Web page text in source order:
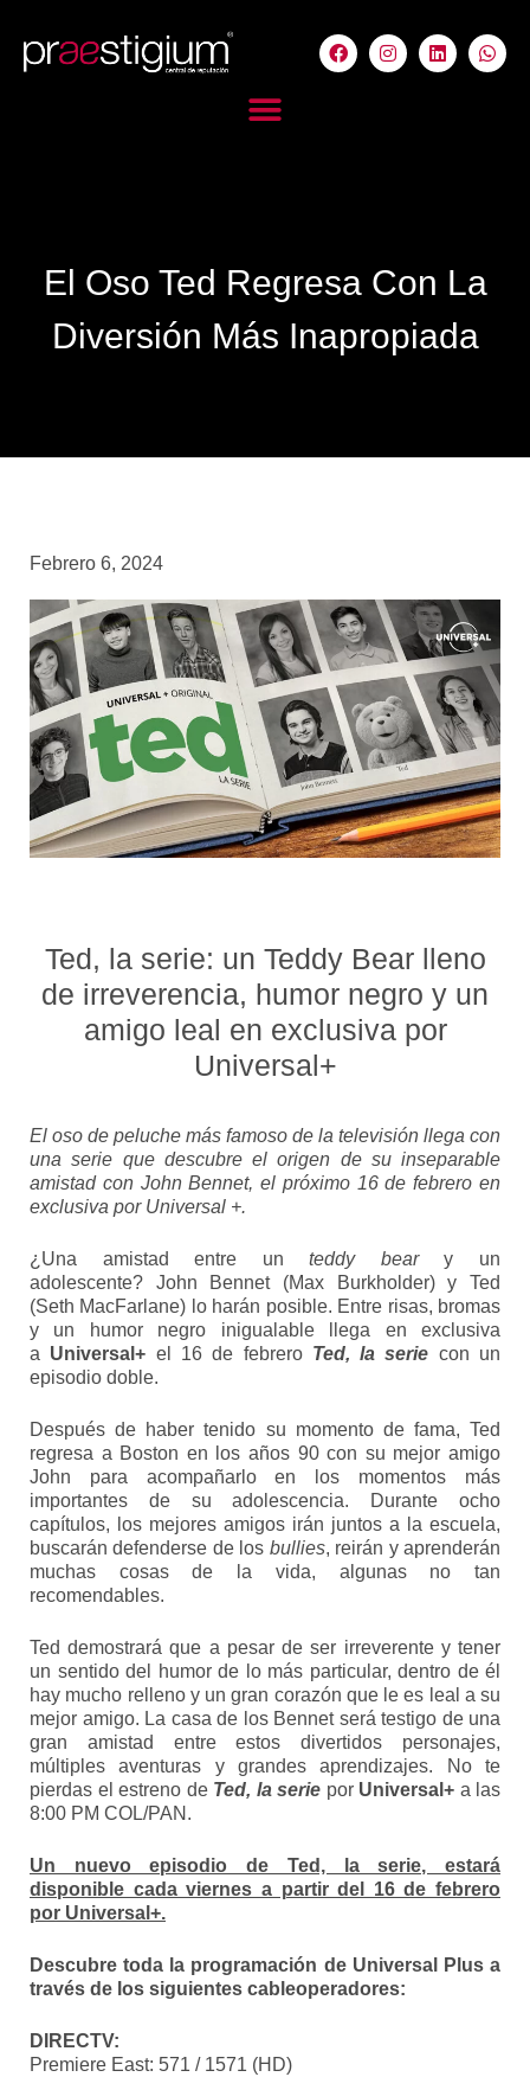
El Oso Ted Regresa Con La
Diversión Más Inapropiada
Febrero 6, 2024
Ted, la serie: un Teddy Bear lleno
de irreverencia, humor negro y un
amigo leal en exclusiva por
Universal+
El oso de peluche más famoso de la televisión llega con
una serie que descubre el origen de su inseparable
amistad con John Bennet, el próximo 16 de febrero en
exclusiva por Universal +.
¿Una amistad entre un teddy beary un
adolescente? John Bennet (Max Burkholder) y Ted
(Seth MacFarlane) lo harán posible. Entre risas, bromas
y un humor negro inigualable llega en exclusiva
a Universal+ el 16 de febreroTed, la serie con un
episodio doble.
Después de haber tenido su momento de fama, Ted
regresa a Boston en los años 90 con su mejor amigo
John para acompañarlo en los momentos más
importantes de su adolescencia. Durante ocho
capítulos, los mejores amigos irán juntos a la escuela,
buscarán defenderse de los bullies, reirán y aprenderán
muchas cosas de la vida, algunas no tan
recomendables.
Ted demostrará que a pesar de ser irreverente y tener
un sentido del humor de lo más particular, dentro de él
hay mucho relleno y un gran corazón que le es leal a su
mejor amigo. La casa de los Bennet será testigo de una
gran amistad entre estos divertidos personajes,
múltiples aventuras y grandes aprendizajes. No te
pierdas el estreno de Ted, la serie por Universal+ a las
8:00 PM COL/PAN.
Un nuevo episodio de Ted, la serie, estará
disponible cada viernes a partir del 16 de febrero
por Universal+.
Descubre toda la programación de Universal Plus a
través de los siguientes cableoperadores:
DIRECTV:
Premiere East: 571 / 1571 (HD)